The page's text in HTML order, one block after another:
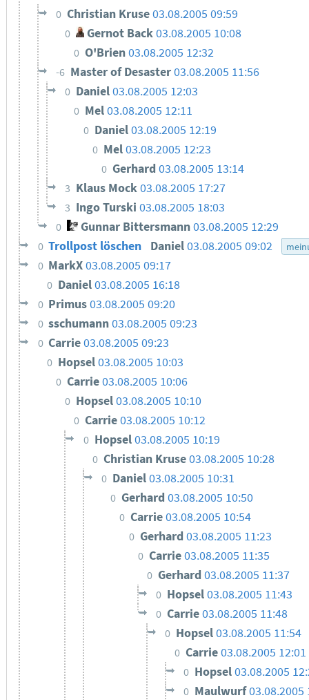
0 Christian Kruse03.08.2005 09:59
0 Gernot Back03.08.2005 10:08
0 O'Brien03.08.2005 12:32
-6 Master of Desaster03.08.2005 11:56
0 Daniel03.08.2005 12:03
0 Mel03.08.2005 12:11
0 Daniel03.08.2005 12:19
0 Mel03.08.2005 12:23
0 Gerhard 03.08.2005 13:14
3 Klaus Mock03.08.2005 17:27
3 Ingo Turski03.08.2005 18:03
0 Gunnar Bittersmann03.08.2005 12:29
0 Trollpost löschen Daniel03.08.2005 09:02
0 MarkX03.08.2005 09:17
0 Daniel03.08.2005 16:18
0 Primus03.08.2005 09:20
0 sschumann03.08.2005 09:23
0 Carrie03.08.2005 09:23
0 Hopsel03.08.2005 10:03
0 Carrie03.08.2005 10:06
0 Hopsel03.08.2005 10:10
0 Carrie03.08.2005 10:12
0 Hopsel03.08.2005 10:19
0 Christian Kruse03.08.2005 10:28
0 Daniel03.08.2005 10:31
0 Gerhard03.08.2005 10:50
0 Carrie03.08.2005 10:54
0 Gerhard 03.08.2005 11:23
0 Carrie03.08.2005 11:35
0 Gerhard 03.08.2005 11:37
0 Hopsel03.08.2005 11:43
0 Carrie03.08.2005 11:48
0 Hopsel03.08.2005 11:54
0 Carrie03.08.2005 12:01
0 Hopsel03.08.2005
0 Maulwurf03.08.2005